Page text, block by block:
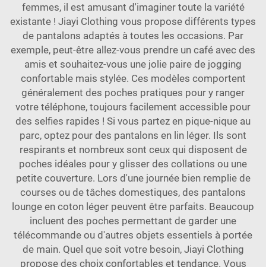
femmes, il est amusant d'imaginer toute la variété
existante ! Jiayi Clothing vous propose différents types
de pantalons adaptés à toutes les occasions. Par
exemple, peut-être allez-vous prendre un café avec des
amis et souhaitez-vous une jolie paire de jogging
confortable mais stylée. Ces modèles comportent
généralement des poches pratiques pour y ranger
votre téléphone, toujours facilement accessible pour
des selfies rapides ! Si vous partez en pique-nique au
parc, optez pour des pantalons en lin léger. Ils sont
respirants et nombreux sont ceux qui disposent de
poches idéales pour y glisser des collations ou une
petite couverture. Lors d'une journée bien remplie de
courses ou de tâches domestiques, des pantalons
lounge en coton léger peuvent être parfaits. Beaucoup
incluent des poches permettant de garder une
télécommande ou d'autres objets essentiels à portée
de main. Quel que soit votre besoin, Jiayi Clothing
propose des choix confortables et tendance. Vous